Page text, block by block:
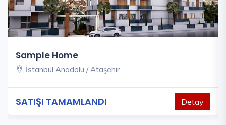
Sample Home
İstanbul Anadolu / Ataşehir
SATIŞI TAMAMLANDI Detay